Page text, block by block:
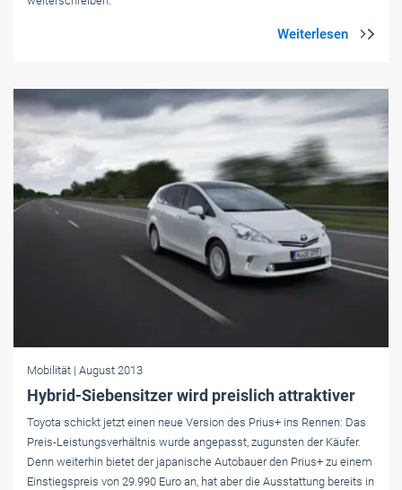
Mobilität | August 2013
Hybrid-Siebensitzer wird preislich attraktiver
Toyota schickt jetzt einen neue Version des Prius+ ins Rennen: Das
Preis-Leistungsverhältnis wurde angepasst, zugunsten der Käufer.
Denn weiterhin bietet der japanische Autobauer den Prius+ zu einem
Einstiegspreis von 29.990 Euro an, hat aber die Ausstattung bereits in